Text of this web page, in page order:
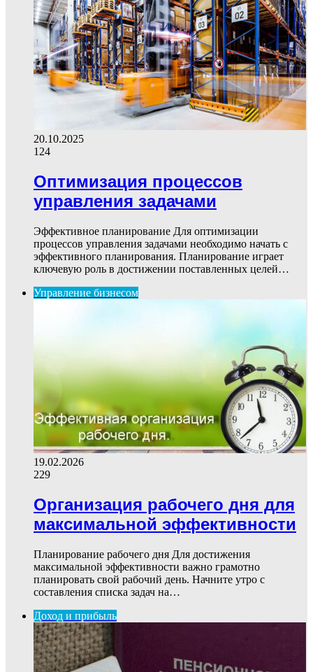
20.10.2025
124
Оптимизация процессов
управления задачами
Эффективное планирование Для оптимизации
процессов управления задачами необходимо начать с
эффективного планирования. Планирование играет
ключевую роль в достижении поставленных целей…
Управление бизнесом
19.02.2026
229
Организация рабочего дня для
максимальной эффективности
Планирование рабочего дня Для достижения
максимальной эффективности важно грамотно
планировать свой рабочий день. Начните утро с
составления списка задач на…
Доход и прибыль